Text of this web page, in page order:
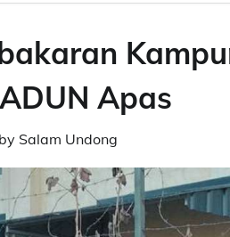
Apas
by Salam Undong